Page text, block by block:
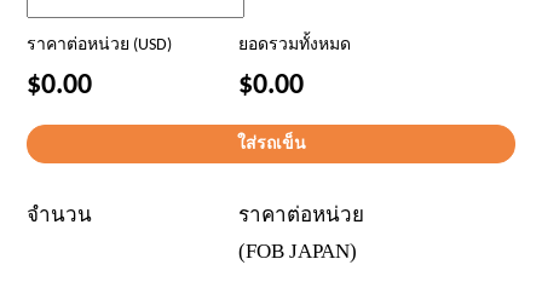
ราคาต่อหน่วย (USD) ยอดรวมทั้งหมด
$0.00 $0.00
จำนวน
ราคาต่อหน่วย
(FOB JAPAN)